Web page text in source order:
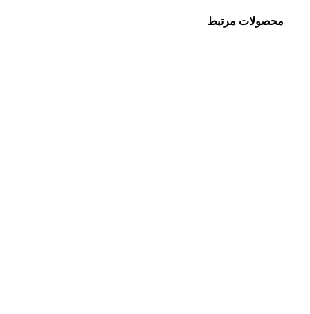
محصولات مرتبط